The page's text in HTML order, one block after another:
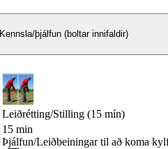
Kennsla/þjálfun (boltar innifaldir)
Leiðrétting/Stilling (15 mín)
15 min
Þjálfun/Leiðbeiningar til að koma